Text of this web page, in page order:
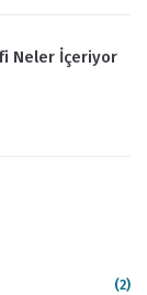
Neler İçeriyor
(2)